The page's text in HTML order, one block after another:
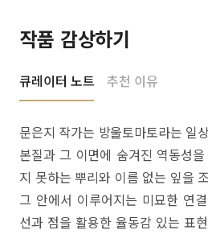
작품 감상하기
큐레이터 노트 추천 이유
문은지 작가는 방울토마토라는 일
본질과 그 이면에 숨겨진 역동성
지 못하는 뿌리와 이름 없는 잎을
그 안에서 이루어지는 미묘한 연
선과 점을 활용한 율동감 있는 표